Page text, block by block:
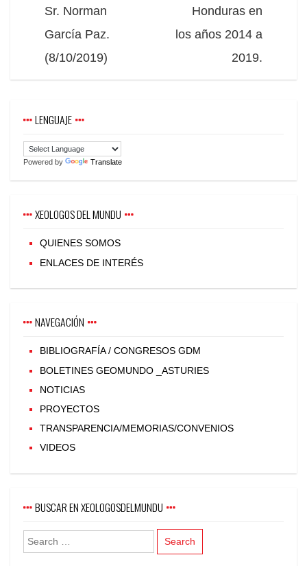
Sr. Norman
García Paz.
(8/10/2019)
Honduras en
los años 2014 a
2019.
LENGUAJE
Powered by Translate
XEOLOGOS DEL MUNDU
QUIENES SOMOS
ENLACES DE INTERÉS
NAVEGACIÓN
BIBLIOGRAFÍA / CONGRESOS GDM
BOLETINES GEOMUNDO _ASTURIES
NOTICIAS
PROYECTOS
TRANSPARENCIA/MEMORIAS/CONVENIOS
VIDEOS
BUSCAR EN XEOLOGOSDELMUNDU